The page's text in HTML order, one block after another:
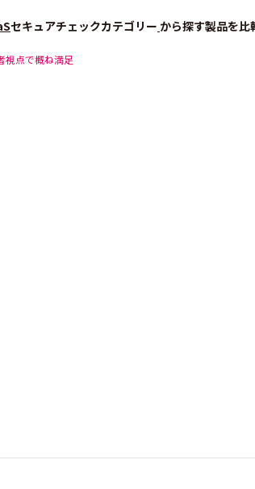
セキュアチェックカテゴリー から探す製品を比
視点で概ね満足